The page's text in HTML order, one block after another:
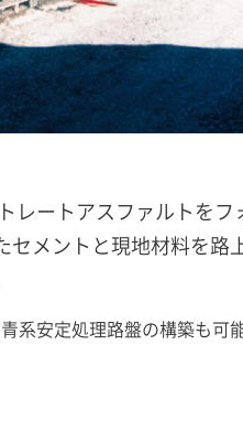
レートアスファルトをフ
セメントと現地材料を路
系安定処理路盤の構築も可